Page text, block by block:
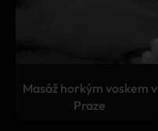
Masáž horkým voskem v
Praze